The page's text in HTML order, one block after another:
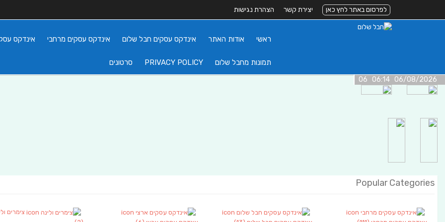
לפרסום באתר לחץ כאן יצירת קשר הצהרת נגישות
ראשי אודות האתר אינדקס עסקים חבל שלום אינדקס עסקים מרחבי אינדקס
תמונות מחבל שלום PRIVACY POLICY סרטונים
06/08/2026 06:14 06
Popular Categories
צימרים